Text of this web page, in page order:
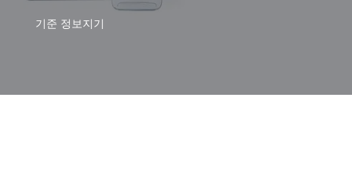
기준 정보지기